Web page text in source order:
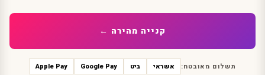
קנייה מהירה ←
תשלום מאובטח: אשראי ביט Google Pay
Apple Pay